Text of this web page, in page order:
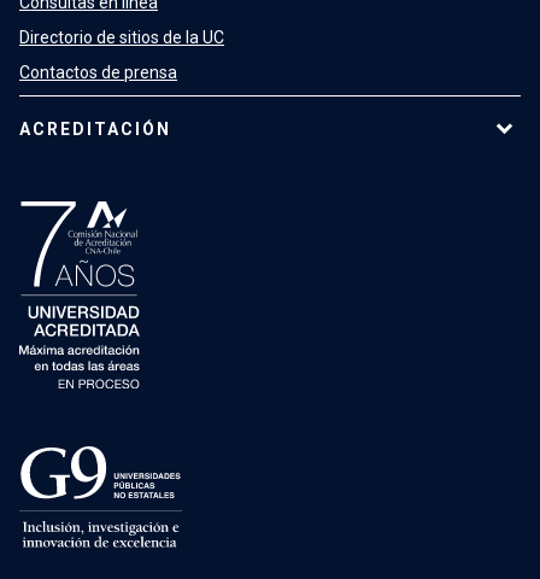
Directorio de sitios de la UC
Contactos de prensa
ACREDITACIÓN